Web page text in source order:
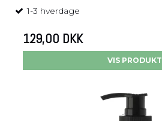
1-3 hverdage
129,00 DKK
VIS PRODUKT